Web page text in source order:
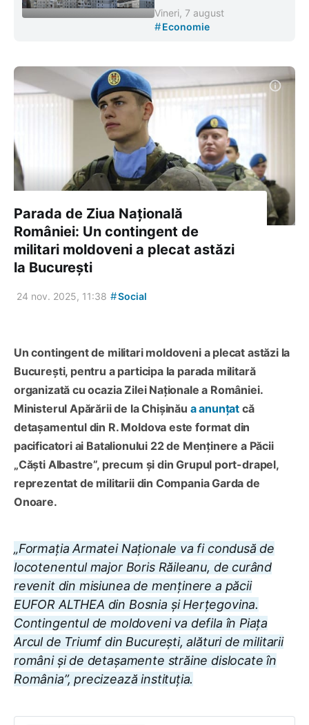
Vineri, 7 august
#Economie
Parada de Ziua Națională
României: Un contingent de
militari moldoveni a plecat astăzi
la București
24 nov. 2025, 11:38 #Social
Un contingent de militari moldoveni a plecat astăzi la
București, pentru a participa la parada militară
organizată cu ocazia Zilei Naționale a României.
Ministerul Apărării de la Chișinău a anunțat că
detașamentul din R. Moldova este format din
pacificatori ai Batalionului 22 de Menținere a Păcii
„Căști Albastre”, precum și din Grupul port-drapel,
reprezentat de militarii din Compania Garda de
Onoare.
„Formația Armatei Naționale va fi condusă de
locotenentul major Boris Răileanu, de curând
revenit din misiunea de menținere a păcii
EUFOR ALTHEA din Bosnia și Herțegovina.
Contingentul de moldoveni va defila în Piața
Arcul de Triumf din București, alături de militarii
români și de detașamente străine dislocate în
România”, precizează instituția.